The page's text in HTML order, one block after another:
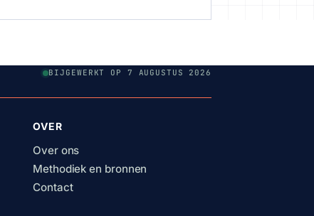
BIJGEWERKT OP 7 AUGUSTUS 2026
OVER
Over ons
Methodiek en bronnen
Contact